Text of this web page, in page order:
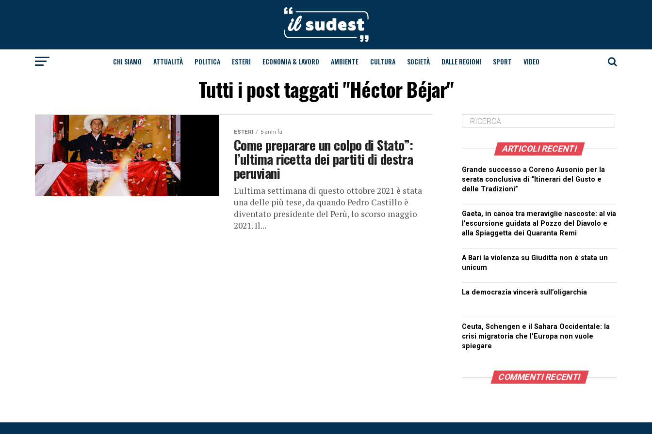
CHI SIAMO ATTUALITÀ POLITICA ESTERI ECONOMIA & LAVORO AMBIENTE CULTURA SOCIETÀ DALLE REGIONI SPORT VIDEO
Tutti i post taggati "Héctor Béjar"
ESTERI 5 anni fa
Come preparare un colpo di Stato”:
l’ultima ricetta dei partiti di destra
peruviani
L'ultima settimana di questo ottobre 2021 è stata
una delle più tese, da quando Pedro Castillo è
diventato presidente del Perù, lo scorso maggio
2021. Il...
ARTICOLI RECENTI
Grande successo a Coreno Ausonio per la
serata conclusiva di “Itinerari del Gusto e
delle Tradizioni”
Gaeta, in canoa tra meraviglie nascoste: al via
l’escursione guidata al Pozzo del Diavolo e
alla Spiaggetta dei Quaranta Remi
A Bari la violenza su Giuditta non è stata un
unicum
La democrazia vincerà sull’oligarchia
Ceuta, Schengen e il Sahara Occidentale: la
crisi migratoria che l’Europa non vuole
spiegare
COMMENTI RECENTI